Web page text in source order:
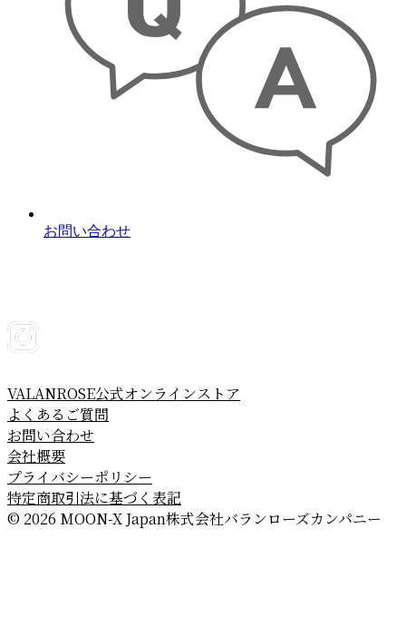
お問い合わせ
VALANROSE公式オンラインストア
よくあるご質問
お問い合わせ
会社概要
プライバシーポリシー
特定商取引法に基づく表記
© 2026 MOON-X Japan株式会社バランローズカンパニー